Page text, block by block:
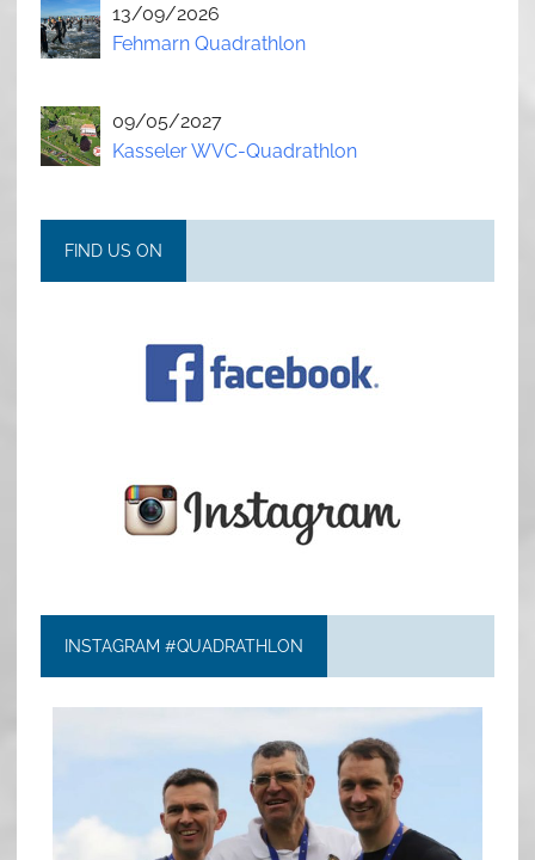
13/09/2026
Fehmarn Quadrathlon
09/05/2027
Kasseler WVC-Quadrathlon
FIND US ON
INSTAGRAM #QUADRATHLON